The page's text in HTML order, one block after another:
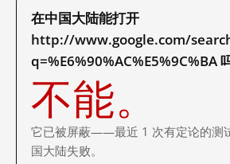
在中国大陆能打开
http://www.google.com/
q=%E6%90%AC%E5%9C%BA
不能。
它已被屏蔽——最近 1 次有定论的测
国大陆失败。